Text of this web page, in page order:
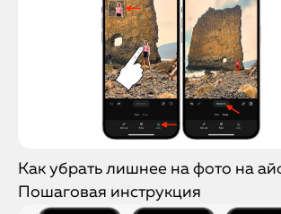
Как убрать лишнее на фото на
Пошаговая инструкция